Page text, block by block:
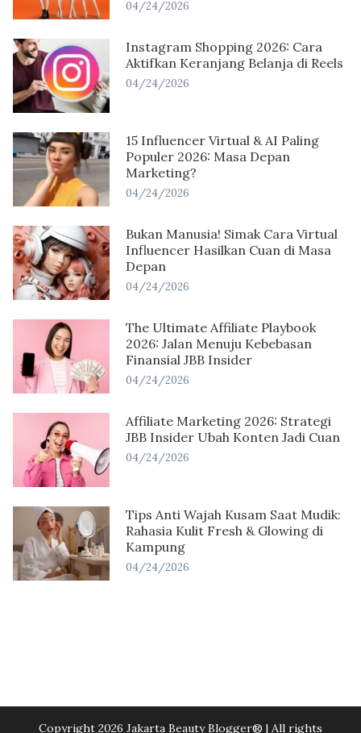
04/24/2026
Instagram Shopping 2026: Cara
Aktifkan Keranjang Belanja di Reels
04/24/2026
15 Influencer Virtual & AI Paling
Populer 2026: Masa Depan
Marketing?
04/24/2026
Bukan Manusia! Simak Cara Virtual
Influencer Hasilkan Cuan di Masa
Depan
04/24/2026
The Ultimate Affiliate Playbook
2026: Jalan Menuju Kebebasan
Finansial JBB Insider
04/24/2026
Affiliate Marketing 2026: Strategi
JBB Insider Ubah Konten Jadi Cuan
04/24/2026
Tips Anti Wajah Kusam Saat Mudik:
Rahasia Kulit Fresh & Glowing di
Kampung
04/24/2026
Copyright 2026 Jakarta Beauty Blogger®️ | All rights